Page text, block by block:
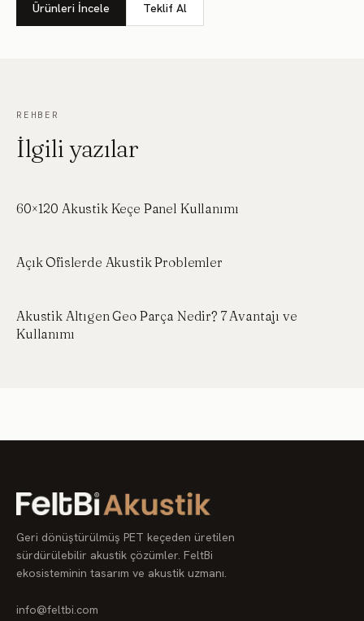
Ürünleri İncele Teklif Al
REHBER
İlgili yazılar
60×120 Akustik Keçe Panel Kullanımı
Açık Ofislerde Akustik Problemler
Akustik Altıgen Geo Parça Nedir? 7 Avantajı ve
Kullanımı
Geri dönüştürülmüş PET keçeden üretilen
sürdürülebilir akustik çözümler. FeltBi
ekosisteminin tasarım ve akustik uzmanı.
info@feltbi.com